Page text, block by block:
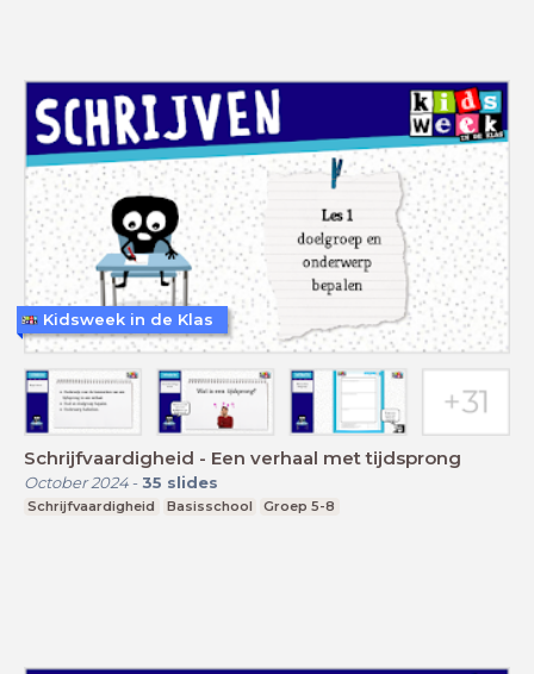
Schrijfvaardigheid - Een verhaal met tijdsprong
October 2024- 35 slides
Schrijfvaardigheid Basisschool Groep 5-8
Kidsweek in de Klas